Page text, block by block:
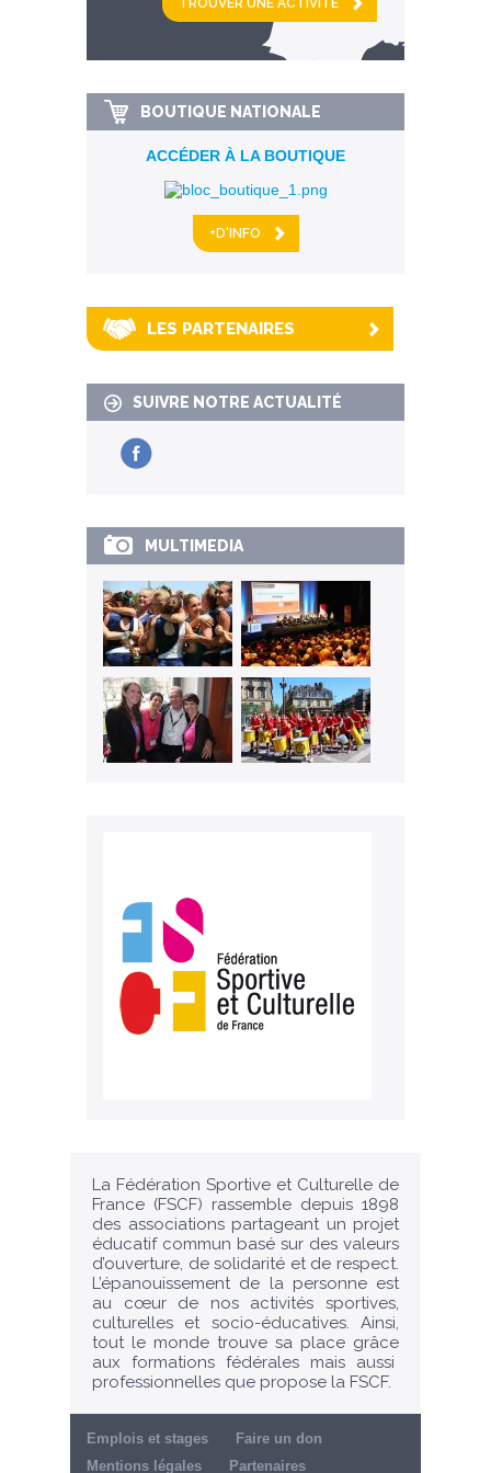
km alentour
BOUTIQUE NATIONALE
ACCÉDER À LA BOUTIQUE
+D'INFO
LES PARTENAIRES
SUIVRE NOTRE ACTUALITÉ
MULTIMEDIA
La Fédération Sportive et Culturelle de
France (FSCF) rassemble depuis 1898
des associations partageant un projet
éducatif commun basé sur des valeurs
d’ouverture, de solidarité et de respect.
L’épanouissement de la personne est
au cœur de nos activités sportives,
culturelles et socio-éducatives. Ainsi,
tout le monde trouve sa place grâce
aux formations fédérales mais aussi
professionnelles que propose la FSCF.
Emplois et stages
Faire un don
Mentions légales
Partenaires